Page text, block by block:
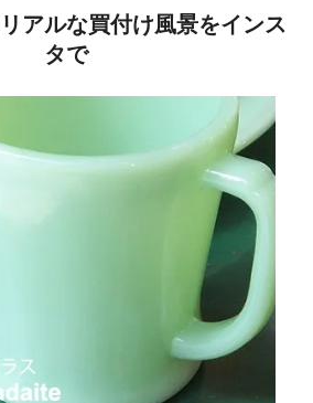
アルな買付け風景をインス
タで